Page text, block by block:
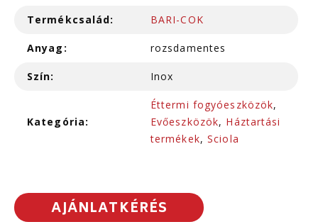
Termékcsalád: BARI-COK
Anyag: rozsdamentes
Szín: Inox
Kategória:
Éttermi fogyóeszközök,
Evőeszközök, Háztartási
termékek,Sciola
AJÁNLATKÉRÉS